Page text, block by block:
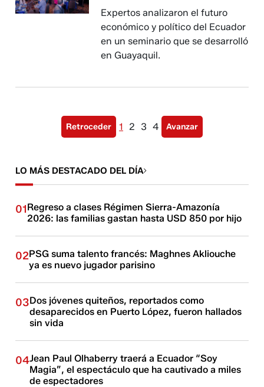
Expertos analizaron el futuro
económico y político del Ecuador
en un seminario que se desarrolló
en Guayaquil.
Retroceder 1 2 3 4 Avanzar
LO MÁS DESTACADO DEL DÍA
01Regreso a clases Régimen Sierra-Amazonía
2026: las familias gastan hasta USD 850 por hijo
02PSG suma talento francés: Maghnes Akliouche
ya es nuevo jugador parisino
03Dos jóvenes quiteños, reportados como
desaparecidos en Puerto López, fueron hallados
sin vida
04Jean Paul Olhaberry traerá a Ecuador “Soy
Magia”, el espectáculo que ha cautivado a miles
de espectadores